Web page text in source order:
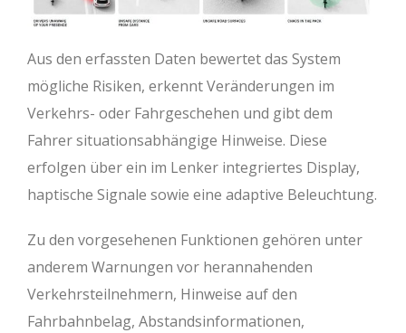
Aus den erfassten Daten bewertet das System
mögliche Risiken, erkennt Veränderungen im
Verkehrs- oder Fahrgeschehen und gibt dem
Fahrer situationsabhängige Hinweise. Diese
erfolgen über ein im Lenker integriertes Display,
haptische Signale sowie eine adaptive Beleuchtung.
Zu den vorgesehenen Funktionen gehören unter
anderem Warnungen vor herannahenden
Verkehrsteilnehmern, Hinweise auf den
Fahrbahnbelag, Abstandsinformationen,